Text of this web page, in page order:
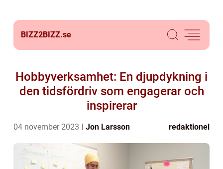
BIZZ2BIZZ.se
Hobbyverksamhet: En djupdykning i
den tidsfördriv som engagerar och
inspirerar
04 november 2023 Jon Larsson redaktionel